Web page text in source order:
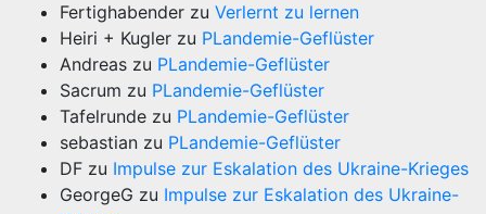
Fertighabender zu Verlernt zu lernen
Heiri + Kugler zu PLandemie-Geflüster
Andreas zu PLandemie-Geflüster
Sacrum zu PLandemie-Geflüster
Tafelrunde zu PLandemie-Geflüster
sebastian zu PLandemie-Geflüster
DF zu Impulse zur Eskalation des Ukraine-Krieges
GeorgeG zu Impulse zur Eskalation des Ukraine-